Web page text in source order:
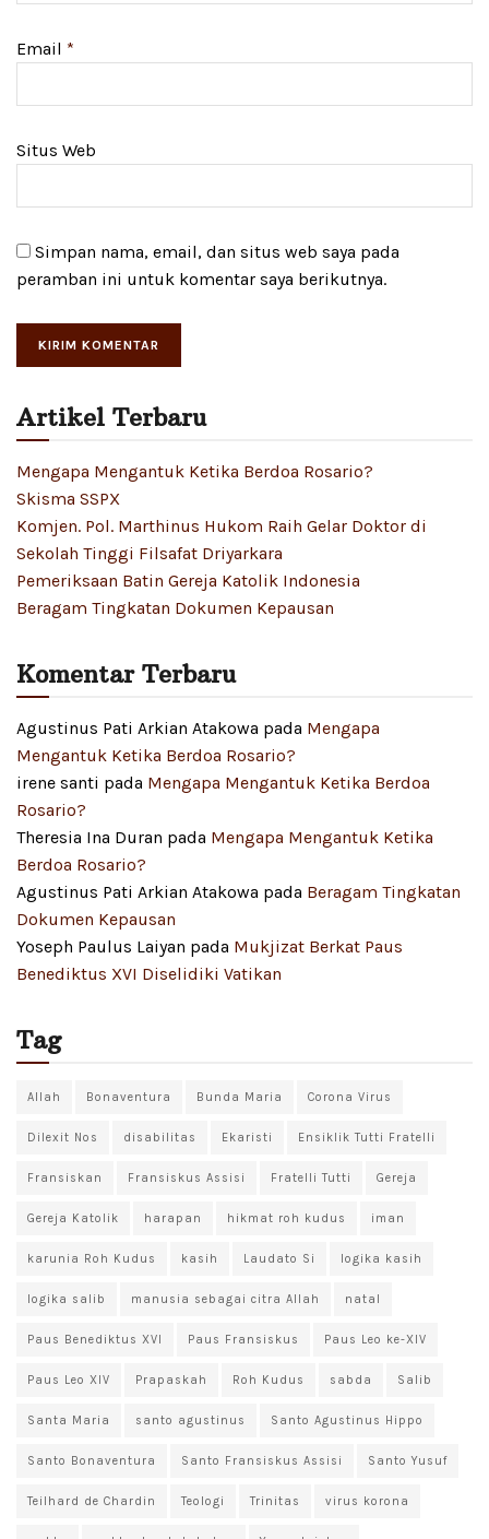
Email *
Situs Web
Simpan nama, email, dan situs web saya pada
peramban ini untuk komentar saya berikutnya.
Artikel Terbaru
Mengapa Mengantuk Ketika Berdoa Rosario?
Skisma SSPX
Komjen. Pol. Marthinus Hukom Raih Gelar Doktor di
Sekolah Tinggi Filsafat Driyarkara
Pemeriksaan Batin Gereja Katolik Indonesia
Beragam Tingkatan Dokumen Kepausan
Komentar Terbaru
Agustinus Pati Arkian Atakowa pada Mengapa
Mengantuk Ketika Berdoa Rosario?
irene santi pada Mengapa Mengantuk Ketika Berdoa
Rosario?
Theresia Ina Duran pada Mengapa Mengantuk Ketika
Berdoa Rosario?
Agustinus Pati Arkian Atakowa pada Beragam Tingkatan
Dokumen Kepausan
Yoseph Paulus Laiyan pada Mukjizat Berkat Paus
Benediktus XVI Diselidiki Vatikan
Tag
Allah Bonaventura Bunda Maria Corona Virus
Dilexit Nos disabilitas Ekaristi Ensiklik Tutti Fratelli
Fransiskan Fransiskus Assisi Fratelli Tutti Gereja
Gereja Katolik harapan hikmat roh kudus iman
karunia Roh Kudus kasih Laudato Si logika kasih
logika salib manusia sebagai citra Allah natal
Paus Benediktus XVI Paus Fransiskus Paus Leo ke-XIV
Paus Leo XIV Prapaskah Roh Kudus sabda Salib
Santa Maria santo agustinus Santo Agustinus Hippo
Santo Bonaventura Santo Fransiskus Assisi Santo Yusuf
Teilhard de Chardin Teologi Trinitas virus korona